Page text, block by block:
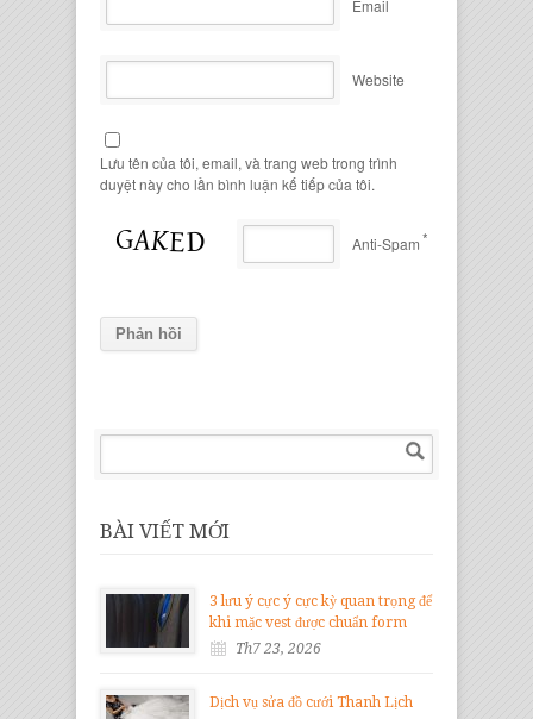
Email
Website
Lưu tên của tôi, email, và trang web trong trình
duyệt này cho lần bình luận kế tiếp của tôi.
Anti-Spam*
BÀI VIẾT MỚI
3 lưu ý cực ý cực kỳ quan trọng để
khi mặc vest được chuẩn form
Th7 23, 2026
Dịch vụ sửa đồ cưới Thanh Lịch